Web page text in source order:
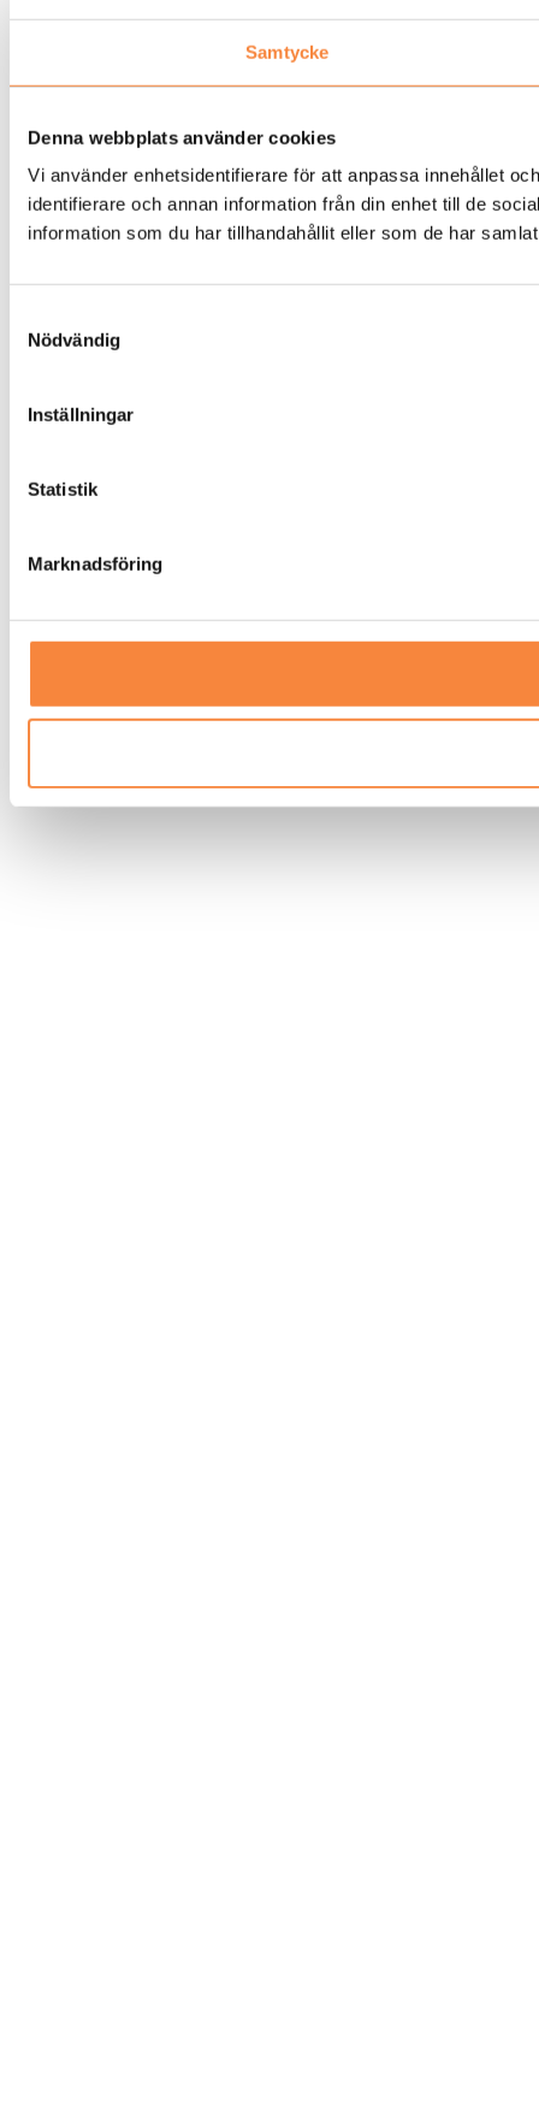
Samtycke
Denna webbplats använder cookies
Vi använder enhetsidentifierare för att anpassa innehållet
identifierare och annan information från din enhet till de
information som du har tillhandahållit eller som de har
Nödvändig
Inställningar
Statistik
Marknadsföring